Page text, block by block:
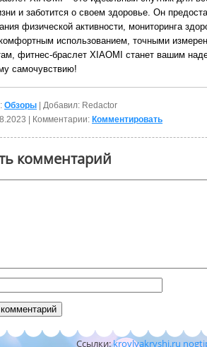
и заботится о своем здоровье. Он
физической активности, мониторинга
использованием, точными
фитнес-браслет XIAOMI станет вашим
самочувствию!
Обзоры | Добавил: Redactor
| Комментарии: Комментировать
комментарий
Ссылки:krovlyakryshi.ru